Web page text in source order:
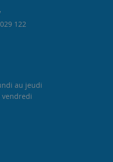
122
au jeudi
vendredi